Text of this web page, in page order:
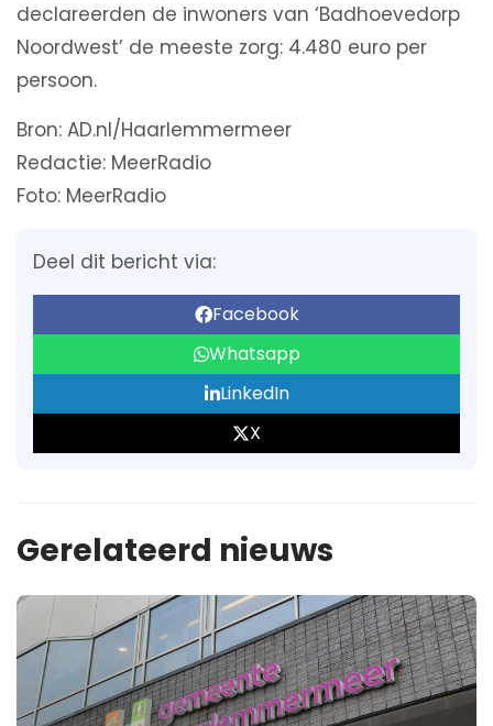
declareerden de inwoners van ‘Badhoevedorp
Noordwest’ de meeste zorg: 4.480 euro per
persoon.
Bron: AD.nl/Haarlemmermeer
Redactie: MeerRadio
Foto: MeerRadio
Deel dit bericht via:
Facebook
Whatsapp
LinkedIn
X
Gerelateerd nieuws